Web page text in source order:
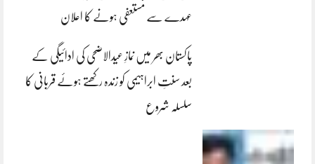
عہدے سے مستعفی ہونے کا اعلان
پاکستان بھر میں نمازِ عیدالاضحی کی ادائیگی کے
بعد سنتِ ابراہیمی کو زندہ رکھتے ہوئے قربانی کا
سلسلہ شروع